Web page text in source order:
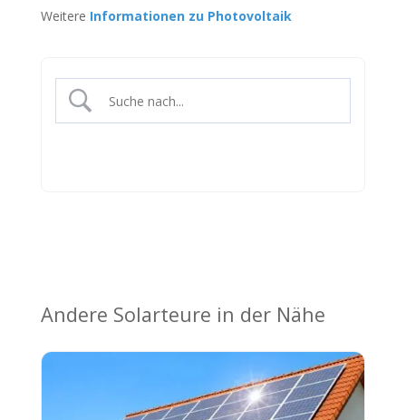
Weitere Informationen zu Photovoltaik
Andere Solarteure in der Nähe